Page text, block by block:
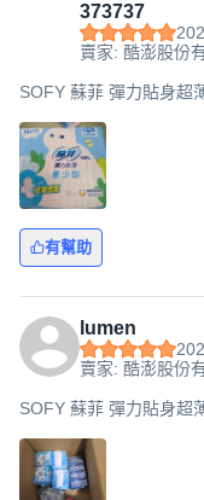
373737
賣家: 酷澎股份
SOFY 蘇菲 彈力貼身超
有幫助
lumen
賣家: 酷澎股份
SOFY 蘇菲 彈力貼身超